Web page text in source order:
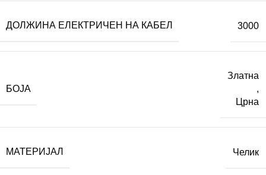
ДОЛЖИНА ЕЛЕКТРИЧЕН НА КАБЕЛ 3000
БОЈА
Златна
,
Црна
МАТЕРИЈАЛ Челик